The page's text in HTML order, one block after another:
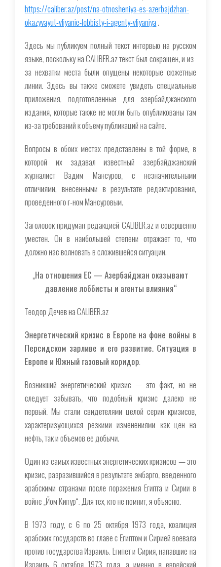
https://caliber.az/post/na-otnosheniya-es-azerbajdzhan-
okazyvayut-vliyanie-lobbisty-i-agenty-vliyaniya.
Здесь мы публикуем полный текст интервью на русском
языке, поскольку на CALIBER.az текст был сокращен, и из-
за нехватки места были опущены некоторые сюжетные
линии. Здесь вы также сможете увидеть специальные
приложения, подготовленные для азербайджанского
издания, которые также не могли быть опубликованы там
из-за требований к объему публикаций на сайте.
Вопросы в обоих местах представлены в той форме, в
которой их задавал известный азербайджанский
журналист Вадим Мансуров, с незначительными
отличиями, внесенными в результате редактирования,
проведенного г-ном Мансуровым.
Заголовок придуман редакцией CALIBER.az и совершенно
уместен. Он в наибольшей степени отражает то, что
должно нас волновать в сложившейся ситуации.
„На отношения ЕС — Азербайджан оказывают
давление лоббисты и агенты влияния“
Теодор Дечев на CALIBER.az
Энергетический кризис в Европе на фоне войны в
Персидском зарливе и его развитие. Ситуация в
Европе и Южный газовый коридор.
Возникший энергетический кризис — это факт, но не
следует забывать, что подобный кризис далеко не
первый. Мы стали свидетелями целой серии кризисов,
характеризующихся резкими изменениями как цен на
нефть, так и объемов ее добычи.
Один из самых известных энергетических кризисов — это
кризис, разразившийся в результате эмбарго, введенного
арабскими странами после поражения Египта и Сирии в
войне „Йом Кипур“. Для тех, кто не помнит, я объясню.
В 1973 году, с 6 по 25 октября 1973 года, коалиция
арабских государств во главе с Египтом и Сирией воевала
против государства Израиль. Египет и Сирия, напавшие на
Израиль 6 октября 1973 года, а именно в еврейский